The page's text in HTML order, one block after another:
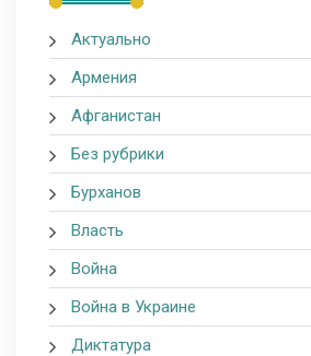
Актуально
Армения
Афганистан
Без рубрики
Бурханов
Власть
Война
Война в Украине
Диктатура